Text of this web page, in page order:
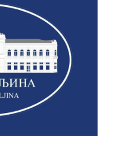
ОСТВАРИЛИ ПРАВО
БОРАЧКИ
БОРЦЕ
У СТАЊУ
марта до 15.